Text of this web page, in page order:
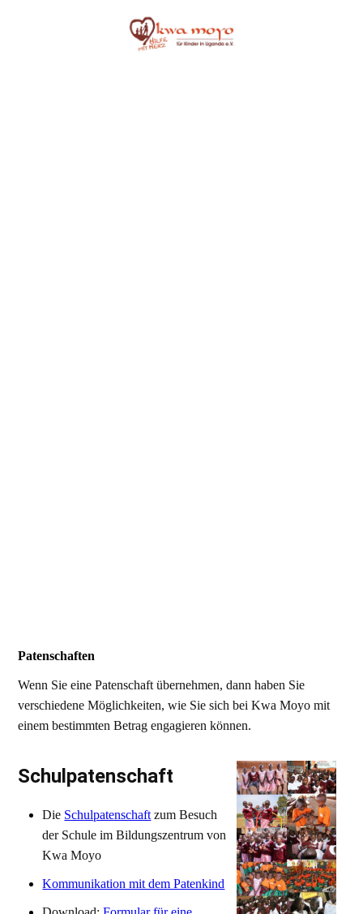
Patenschaften
Wenn Sie eine Patenschaft übernehmen, dann haben Sie
verschiedene Möglichkeiten, wie SiesichbeiKwa Moyo mit
einem bestimmten Betrag engagieren können.
Schulpatenschaft
Die Schulpatenschaft zum Besuch
der Schule im Bildungszentrum von
Kwa Moyo
Kommunikation mit dem Patenkind